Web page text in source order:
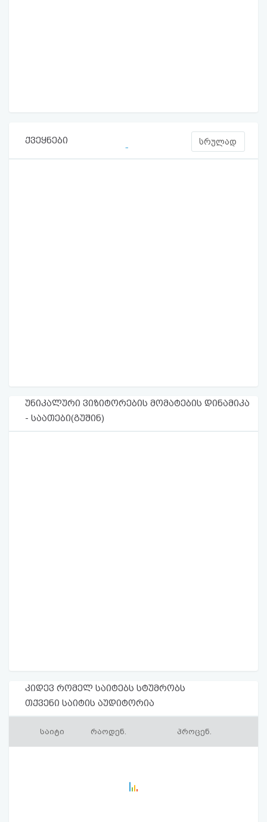
ქვეყნები სრულად
უნიკალური ვიზიტორების მომატების დინამიკა
- საათები(გუშინ)
კიდევ რომელ საიტებს სტუმრობს
თქვენი საიტის აუდიტორია
საიტი რაოდენ. პროცენ.